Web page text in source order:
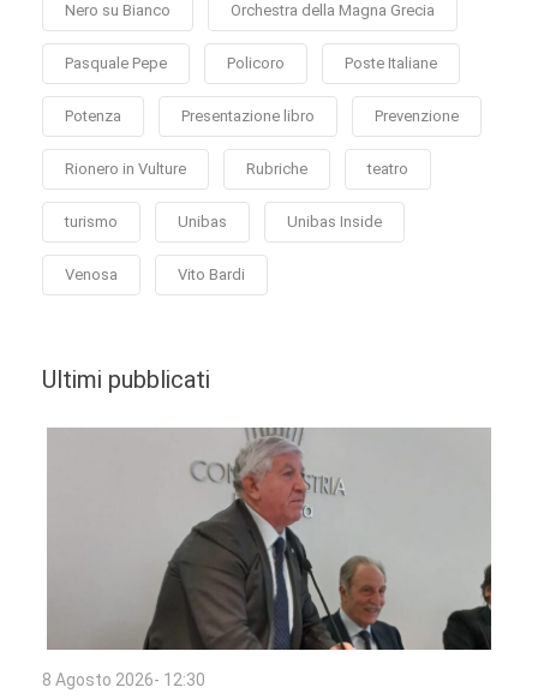
Nero su Bianco Orchestra della Magna Grecia
Pasquale Pepe Policoro Poste Italiane
Potenza Presentazione libro Prevenzione
Rionero in Vulture Rubriche teatro
turismo Unibas Unibas Inside
Venosa Vito Bardi
Ultimi pubblicati
8 Agosto 2026- 12:30